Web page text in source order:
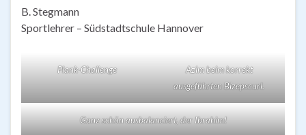
B. Stegmann
Sportlehrer – Südstadtschule Hannover
Plank-Challenge
Azim beim korrekt
ausgeführten Bizepscurl.
Ganz schön ausbalanciert, der Ibrahim!